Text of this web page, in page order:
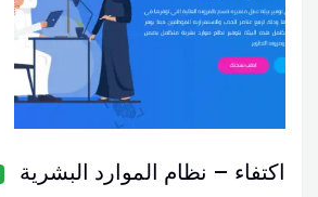
اكتفاء – نظام الموارد البشرية